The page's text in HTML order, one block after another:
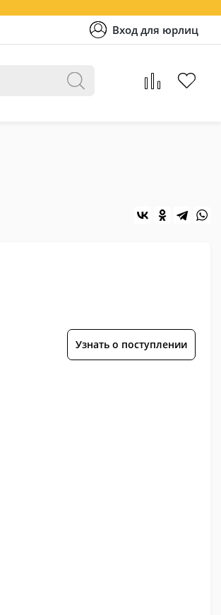
Вход для юрлиц
Узнать о поступлении